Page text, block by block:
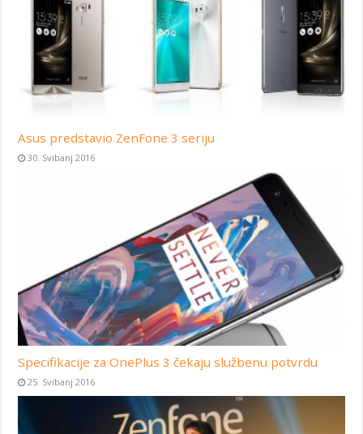
Asus predstavio ZenFone 3 seriju
30. Svibanj 2016
Specifikacije za OnePlus 3 čekaju službenu potvrdu
25. Svibanj 2016